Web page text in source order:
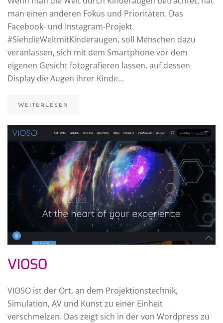
man einen anderen Fokus und Prioritäten. Das
Facebook- und Instagram-Projekt
#SiehdieWeltmitKinderaugen, soll Menschen dazu
veranlassen, sich mit dem Smartphone vor dem
eigenen Gesicht fotografieren lassen, auf dessen
Display die Augen ihrer Kinde…
WEITERLESEN
VIOSO
VIOSO ist der Ort, an dem Projektionstechnik,
Simulation, AV und Kunst zu einer Einheit
verschmelzen. Das zeigt sich in der von Wordpress zu